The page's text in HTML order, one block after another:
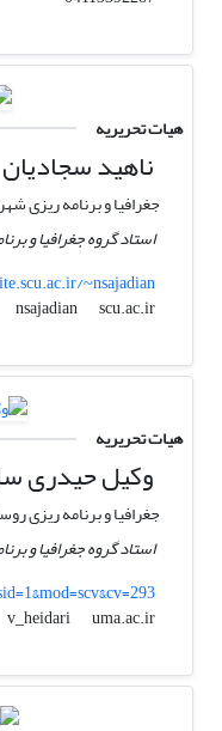
هیات تحریریه
ناهید سجادیان
جغرافیا و برنامه ریزی
استاد گروه جغرافیا و
~nsajadian
nsajadian
scu.ac.ir
هیات تحریریه
وکیل حیدری
جغرافیا و برنامه ریزی
استاد گروه جغرافیا و
v_heidari
uma.ac.ir